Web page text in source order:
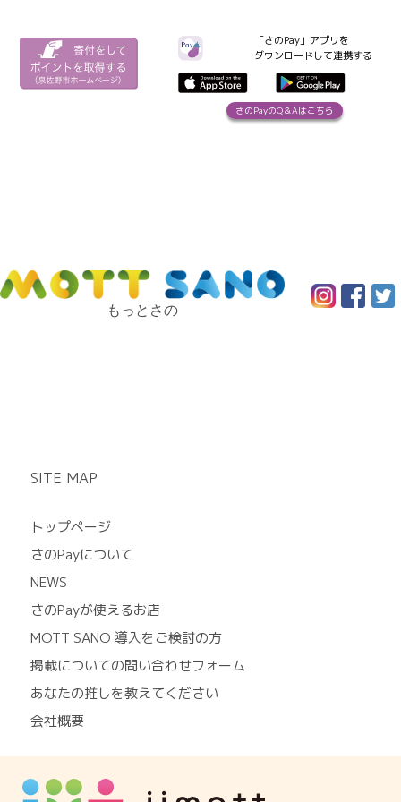
「さのPay」アプリを
ダウンロードして連携する
さのPayのQ＆Aはこちら
もっとさの
SITE MAP
トップページ
さのPayについて
NEWS
さのPayが使えるお店
MOTT SANO 導入をご検討の方
掲載についての問い合わせフォーム
あなたの推しを教えてください
会社概要